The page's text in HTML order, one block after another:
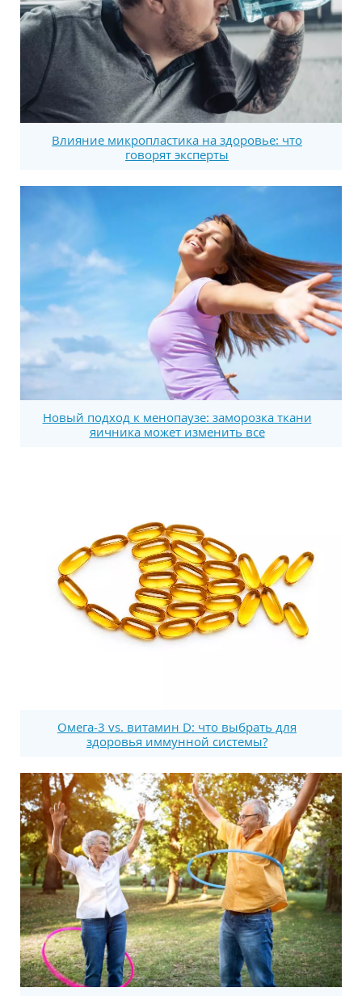
Влияние микропластика на здоровье: что
говорят эксперты
Новый подход к менопаузе: заморозка ткани
яичника может изменить все
Омега-3 vs. витамин D: что выбрать для
здоровья иммунной системы?